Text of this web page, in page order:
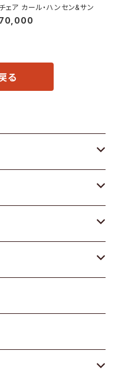
ェア カール・ハンセン&サン
る